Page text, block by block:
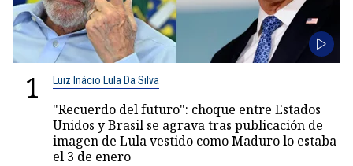
1 Luiz Inácio Lula Da Silva
"Recuerdo del futuro": choque entre Estados
Unidos y Brasil se agrava tras publicación de
imagen de Lula vestido como Maduro lo estaba
el 3 de enero